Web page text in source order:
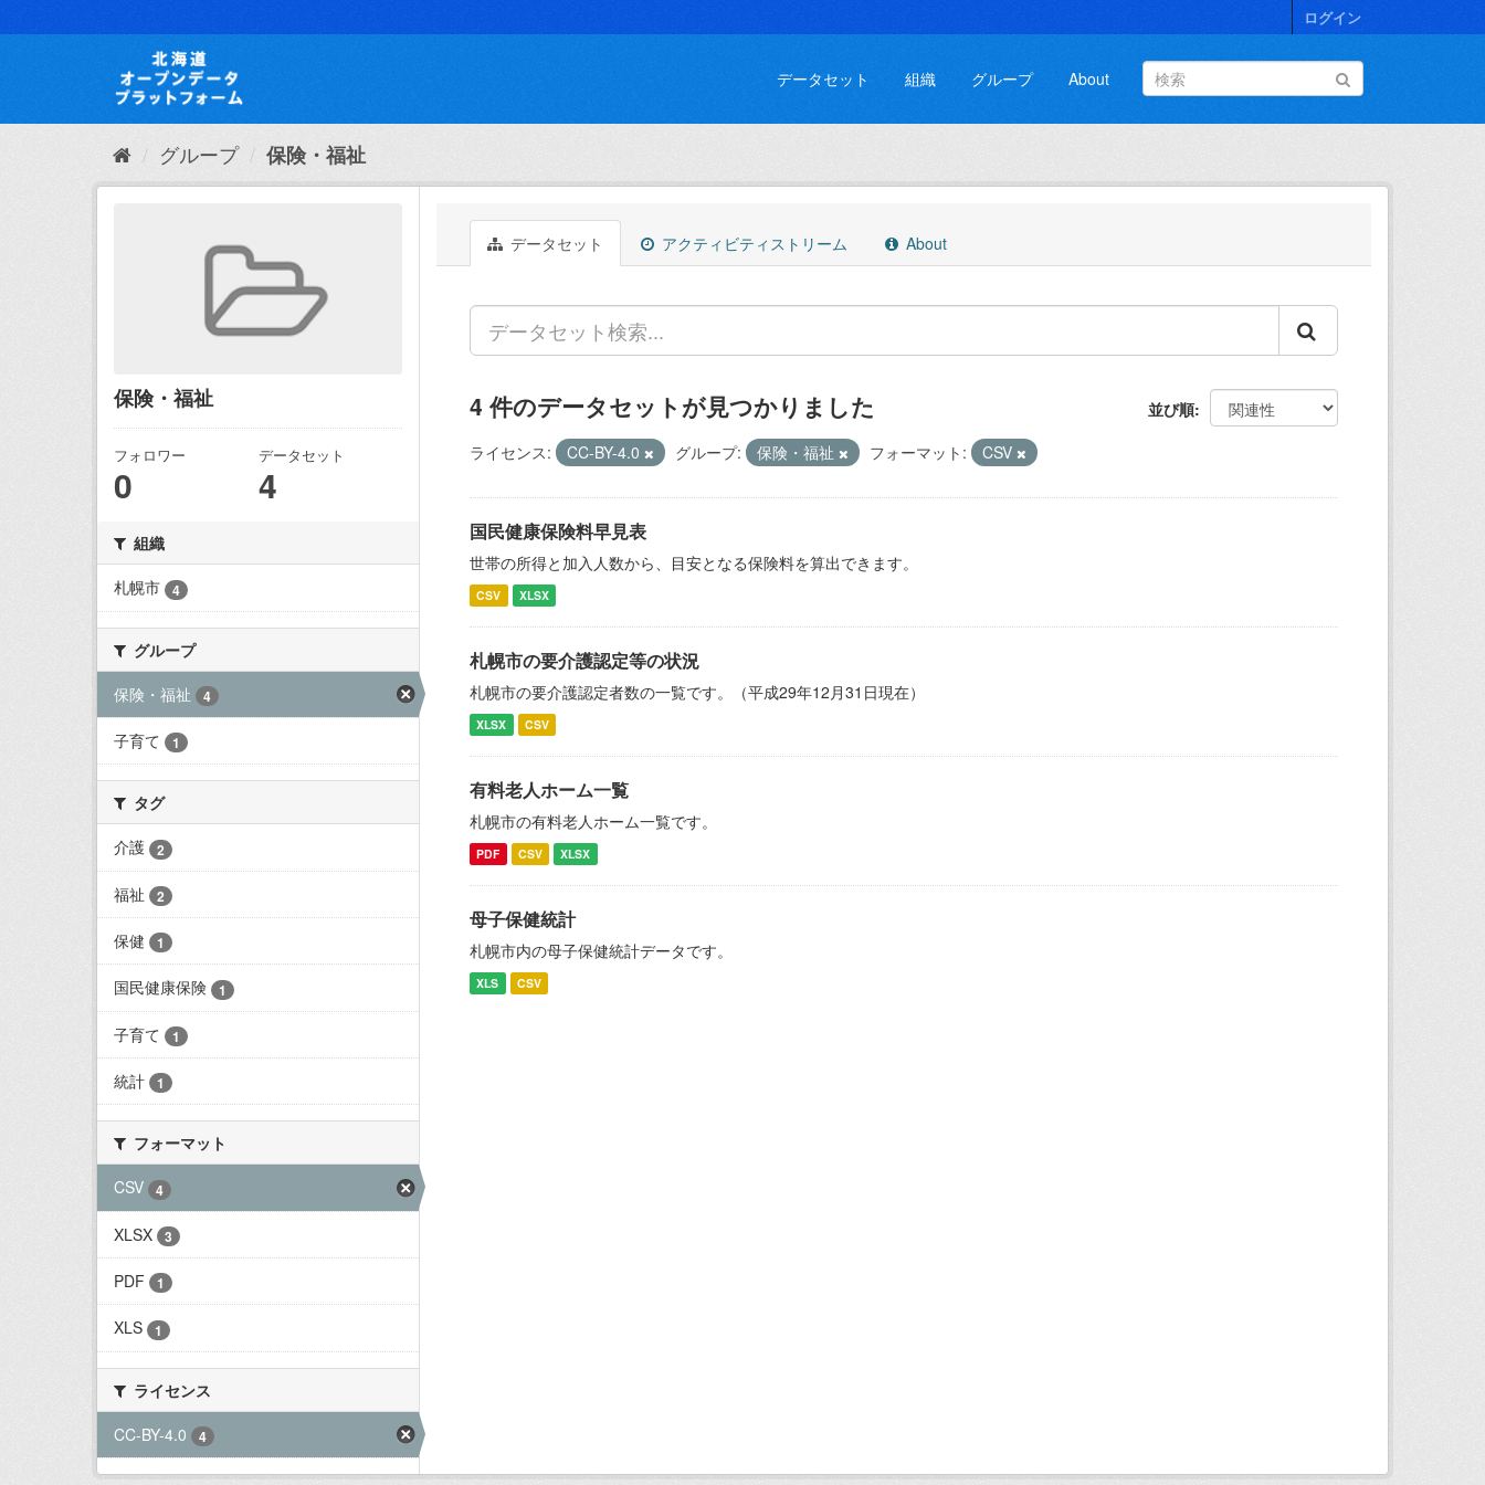
キ
て
ログイン
データセット 組織 グループ About
グループ 保険・福祉
保険・福祉
フォロワー
0
データセット
4
組織
札幌市
4
グループ
保険・福祉
4
子育て 1
タグ
介護
2
福祉 2
保健 1
国民健康保険 1
子育て 1
統計 1
フォーマット
CSV
4
XLSX 3
PDF 1
XLS 1
ライセンス
CC-BY-4.0
4
データセット アクティビティストリーム About
並び順
4 件のデータセットが見つかりました
ライセンス: CC-BY-4.0 グループ: 保険・福祉 フォーマット: CSV
国民健康保険料早見表
世帯の所得と加入人数から、目安となる保険料を算出できます。
CSV XLSX
札幌市の要介護認定等の状況
札幌市の要介護認定者数の一覧です。（平成29年12月31日現在）
XLSX CSV
有料老人ホーム一覧
札幌市の有料老人ホーム一覧です。
PDF CSV XLSX
母子保健統計
札幌市内の母子保健統計データです。
XLS CSV